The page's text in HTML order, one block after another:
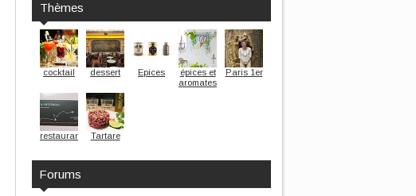
Thèmes
cocktail dessert Epices
épices et
aromates
Paris 1er
restaurant Tartare
Forums